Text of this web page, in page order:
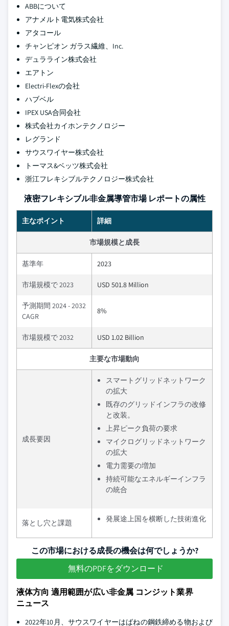
ABBについて
アナメルト電気株式会社
アタコール
チャンピオン ガラス繊維、Inc.
デュラライン株式会社
エアトン
Electri-Flexの会社
ハブベル
IPEX USA合同会社
株式会社カイホンテクノロジー
レグランド
サウスワイヤー株式会社
トーマス&ベッツ株式会社
浙江フレキシブルテクノロジー株式会社
液密フレキシブル非金属導管市場 レポートの属性
主なポイント 詳細
市場規模と成長
基準年 2023
市場規模で 2023 USD 501.8 Million
予測期間 2024 - 2032
CAGR
8%
市場規模で 2032 USD 1.02 Billion
主要な市場動向
成長要因
スマートグリッドネットワーク
の拡大
既存のグリッドインフラの改修
と改装。
上昇ピーク負荷の要求
マイクログリッドネットワーク
の拡大
電力需要の増加
持続可能なエネルギーインフラ
の統合
落とし穴と課題 発展途上国を横断した技術進化
この市場における成長の機会は何でしょうか?
無料のPDFをダウンロード
液体方向 適用範囲が広い非金属 コンジット業界
ニュース
2022年10月、サウスワイヤーはばねの鋼鉄締める物および